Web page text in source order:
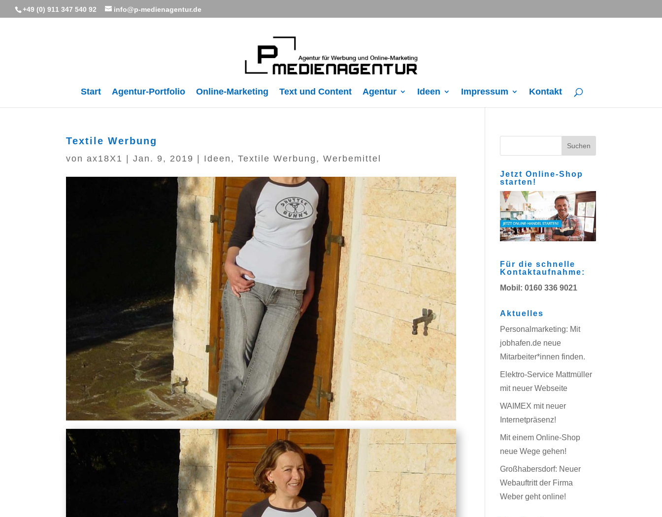
+49 (0) 911 347 540 92 info@p-medienagentur.de
Start Agentur-Portfolio Online-Marketing Text und Content Agentur Ideen Impressum Kontakt
Textile Werbung
vonax18X1 |Jan. 9, 2019 Ideen ,Textile Werbung ,Werbemittel
Jetzt Online-Shop
starten!
Für die schnelle
Kontaktaufnahme:
Mobil: 0160 336 9021
Aktuelles
Personalmarketing: Mit
jobhafen.de neue
Mitarbeiter*innen finden.
Elektro-Service Mattmüller
mit neuer Webseite
WAIMEX mit neuer
Internetpräsenz!
Mit einem Online-Shop
neue Wege gehen!
Großhabersdorf: Neuer
Webauftritt der Firma
Weber geht online!